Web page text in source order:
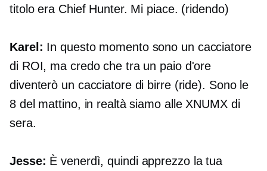
titolo era Chief Hunter. Mi piace. (ridendo)
Karel: In questo momento sono un cacciatore
di ROI, ma credo che tra un paio d'ore
diventerò un cacciatore di birre (ride). Sono le
8 del mattino, in realtà siamo alle XNUMX di
sera.
Jesse: È venerdì, quindi apprezzo la tua